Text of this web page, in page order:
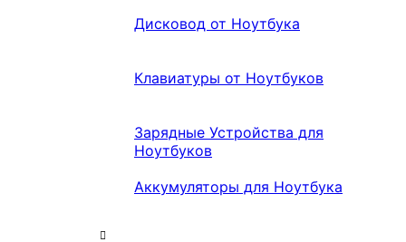
Дисковод от Ноутбука
Клавиатуры от Ноутбуков
Зарядные Устройства для
Ноутбуков
Аккумуляторы для Ноутбука